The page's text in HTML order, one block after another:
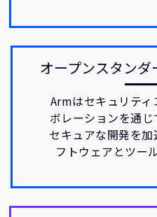
オープンスタン
Armはセキュリティ
ボレーションを通じ
セキュアな開発を
フトウェアとツー